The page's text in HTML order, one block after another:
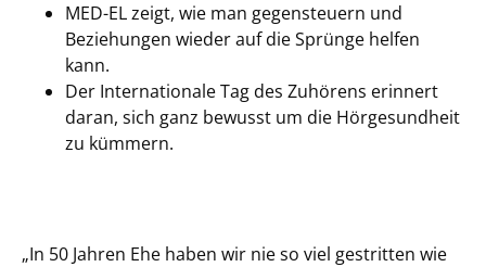
MED-EL zeigt, wie man gegensteuern und
Beziehungen wieder auf die Sprünge helfen
kann.
Der Internationale Tag des Zuhörens erinnert
daran, sich ganz bewusst um die Hörgesundheit
zu kümmern.
„In 50 Jahren Ehe haben wir nie so viel gestritten wie